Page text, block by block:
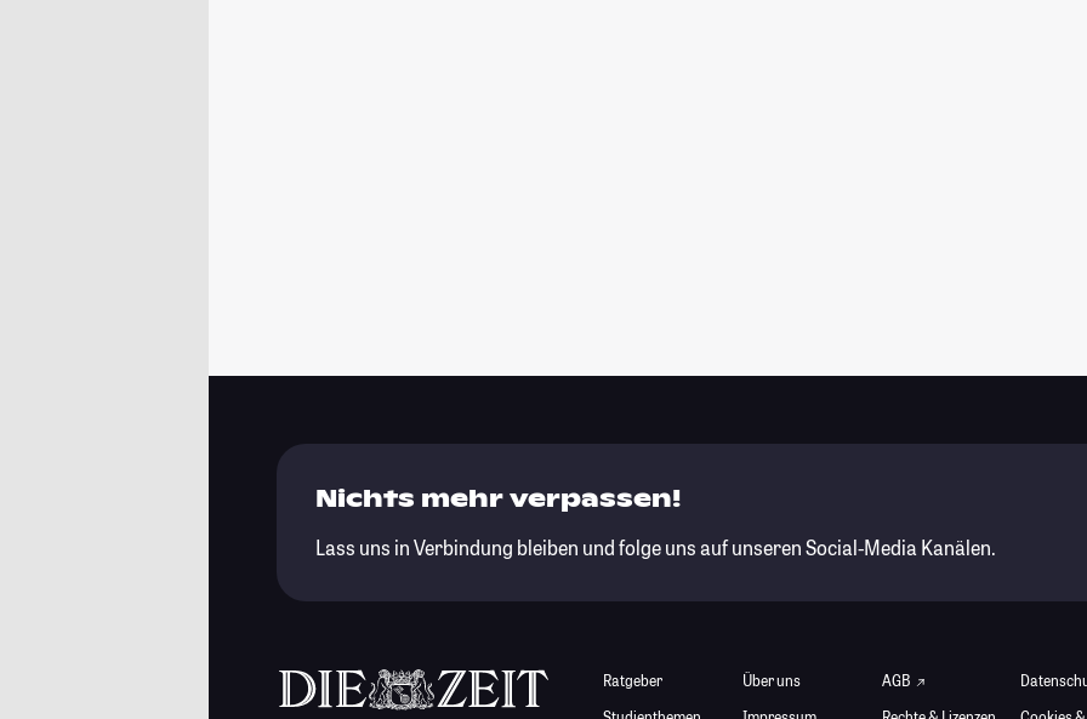
Nichts mehr verpassen!
Lass uns in Verbindung bleiben und folge uns auf unseren Social-Media Kanälen.
Ratgeber
Über uns
AGB